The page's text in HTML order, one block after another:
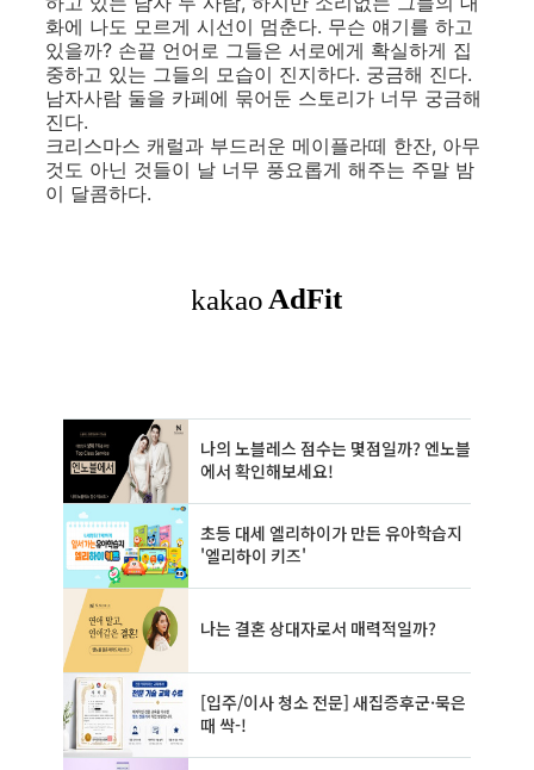
화에 나도 모르게 시선이 멈춘다. 무슨 얘기를 하고
있을까? 손끝 언어로 그들은 서로에게 확실하게 집
중하고 있는 그들의 모습이 진지하다. 궁금해 진다.
남자사람 둘을 카페에 묶어둔 스토리가 너무 궁금해
진다.
크리스마스 캐럴과 부드러운 메이플라떼 한잔, 아무
것도 아닌 것들이 날 너무 풍요롭게 해주는 주말 밤
이 달콤하다.